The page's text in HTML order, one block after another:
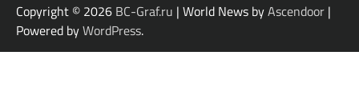
Copyright © 2026 BC-Graf.ru | World News byAscendoor |
Powered byWordPress.